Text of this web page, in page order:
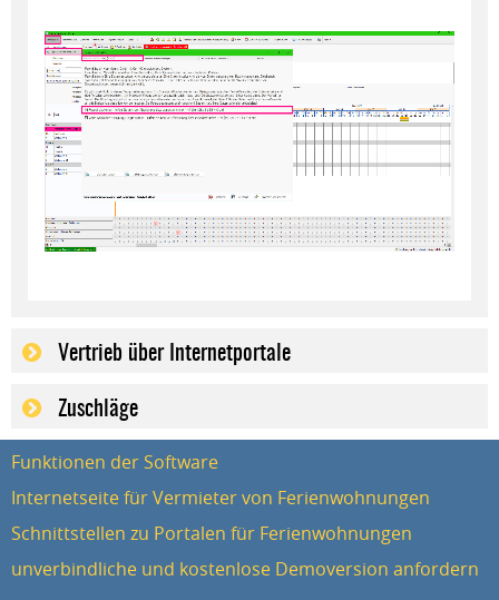
Vertrieb über Internetportale
Zuschläge
Funktionen der Software
Internetseite für Vermieter von Ferienwohnungen
Schnittstellen zu Portalen für Ferienwohnungen
unverbindliche und kostenlose Demoversion anfordern